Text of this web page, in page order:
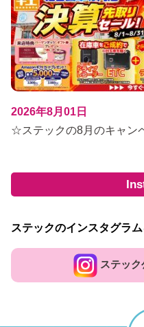
2026年8月01日
☆ステックの8月のキャン
ステックのインスタグラ
ステッ